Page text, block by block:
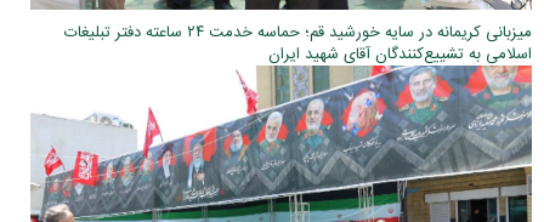
میزبانی کریمانه در سایه خورشید قم؛ حماسه خدمت ۲۴ ساعته دفتر تبلیغات
اسلامی به تشییع‌کنندگان آقای شهید ایران